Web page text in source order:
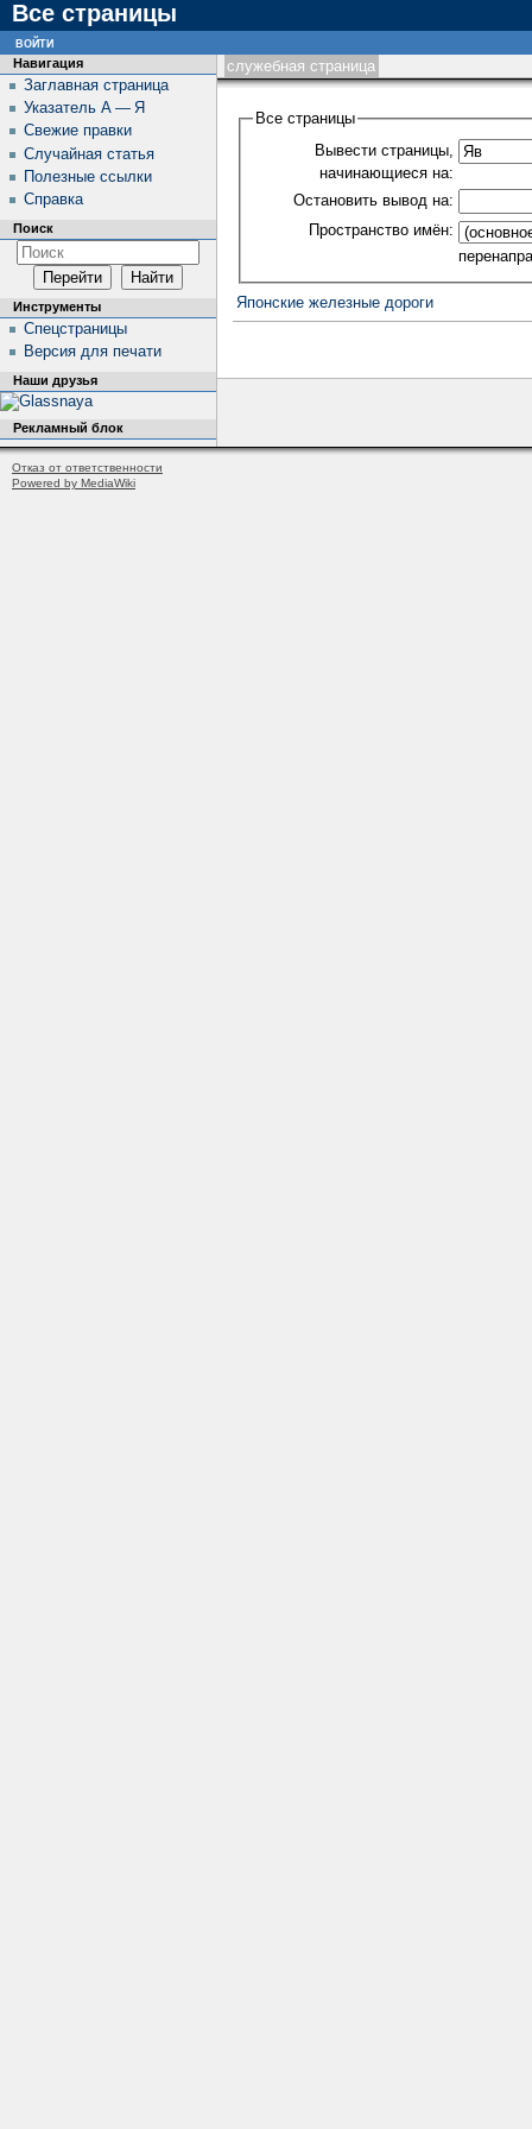
Все страницы
служебная страница
Все страницы
Вывести страницы,
начинающиеся на:
Остановить вывод на:
Пространство имён:
Японские железные дороги
Навигация
Заглавная страница
Указатель А — Я
Свежие правки
Случайная статья
Полезные ссылки
Справка
Поиск
Инструменты
Спецстраницы
Версия для печати
Наши друзья
Рекламный блок
войти
Отказ от ответственности
Powered by MediaWiki